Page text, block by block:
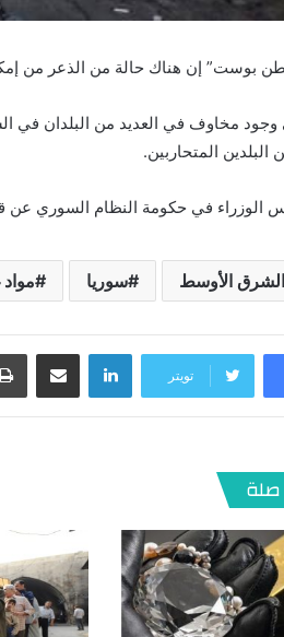
بوست” إن هناك حالة من الذعر من
مخاوف في العديد من البلدان في
المتحاربين.
في حكومة النظام السوري عن
الشرق الأوسط سوريا مواد
تويتر
لينكدإن